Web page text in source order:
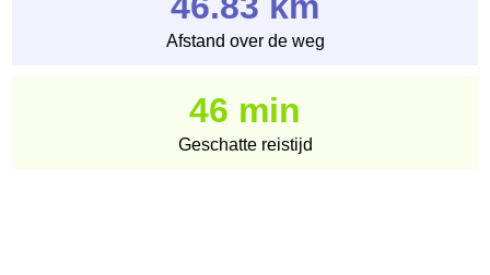
Afstand over de weg
46 min
Geschatte reistijd